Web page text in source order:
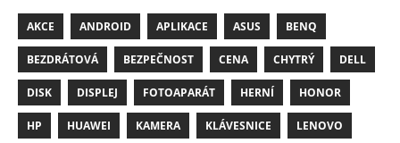
AKCE ANDROID APLIKACE ASUS BENQ
BEZDRÁTOVÁ BEZPEČNOST CENA CHYTRÝ DELL
DISK DISPLEJ FOTOAPARÁT HERNÍ HONOR
HP HUAWEI KAMERA KLÁVESNICE LENOVO